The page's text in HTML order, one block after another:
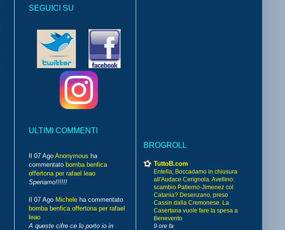
SEGUICI SU
ULTIMI COMMENTI
Il 07 Ago Anonymous ha
commentato bomba benfica
offertona per rafael leao
Speriamo!!!!!!
Il 07 Ago Michele ha commentato
bomba benfica offertona per rafael
leao
A queste cifre ce lo porto io in
BROGROLL
TuttoB.com
Entella, Boccadamo in chiusura
all'Audace Cerignola. Avellino:
scambio Patierno-Jimenez col
Catania? Desenzano, preso
Cassin dalla Cremonese. La
Casertana vuole fare la spesa a
Benevento
9 ore fa